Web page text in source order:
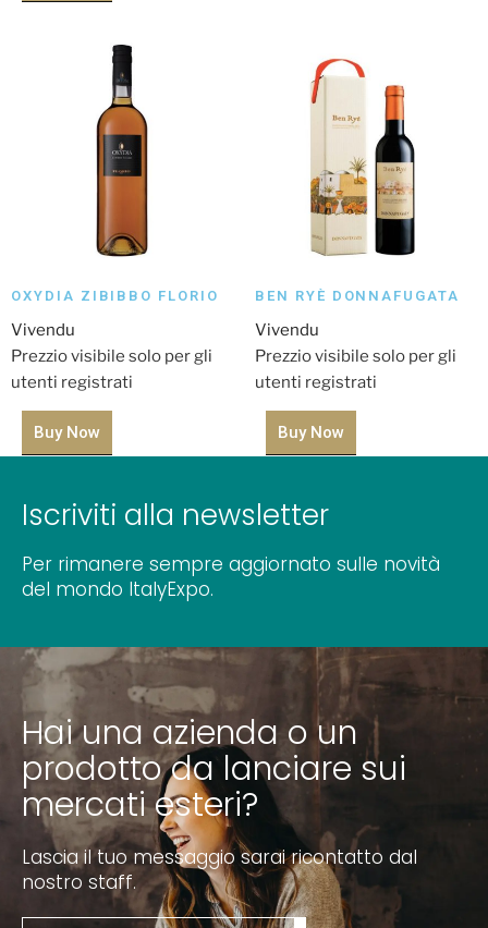
OXYDIA ZIBIBBO FLORIO
Vivendu
Prezzio visibile solo per gli
utenti registrati
Buy Now
BEN RYÈ DONNAFUGATA
Vivendu
Prezzio visibile solo per gli
utenti registrati
Buy Now
Iscriviti alla newsletter
Per rimanere sempre aggiornato sulle novità
del mondo ItalyExpo.
Hai una azienda o un
prodotto da lanciare sui
mercati esteri?
Lascia il tuo messaggio sarai ricontatto dal
nostro staff.